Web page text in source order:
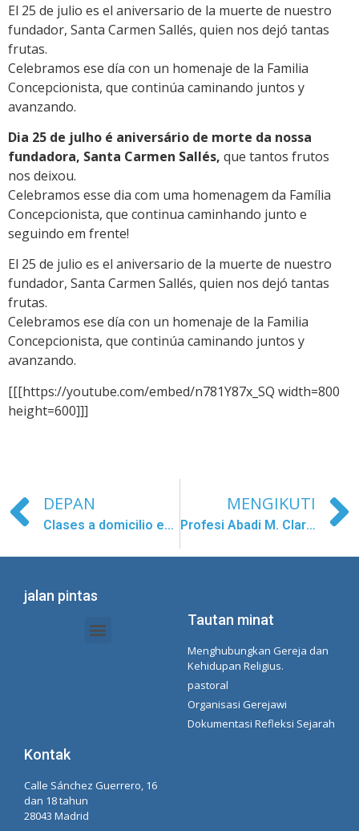
El 25 de julio es el aniversario de la muerte de nuestro
fundador, Santa Carmen Sallés, quien nos dejó tantas
frutas.
Celebramos ese día con un homenaje de la Familia
Concepcionista, que continúa caminando juntos y
avanzando.
Dia 25 de julho é aniversário de morte da nossa
fundadora, Santa Carmen Sallés, que tantos frutos
nos deixou.
Celebramos esse dia com uma homenagem da Família
Concepcionista, que continua caminhando junto e
seguindo em frente!
El 25 de julio es el aniversario de la muerte de nuestro
fundador, Santa Carmen Sallés, quien nos dejó tantas
frutas.
Celebramos ese día con un homenaje de la Familia
Concepcionista, que continúa caminando juntos y
avanzando.
[[[https://youtube.com/embed/n781Y87x_SQ width=800
height=600]]]
DEPAN
Clases a domicilio en Larantuka
MENGIKUTI
Profesi Abadi M. Clara Lee
jalan pintas
Tautan minat
Menghubungkan Gereja dan
Kehidupan Religius.
pastoral
Organisasi Gerejawi
Dokumentasi Refleksi Sejarah
Kontak
Calle Sánchez Guerrero, 16
dan 18 tahun
28043 Madrid